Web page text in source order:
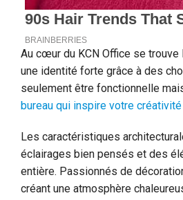
Au cœur du KCN Office se trouve
une identité forte grâce à des
seulement être fonctionnelle
bureau qui inspire votre créativité
Les caractéristiques
éclairages bien pensés et des
entière. Passionnés de
créant une atmosphère